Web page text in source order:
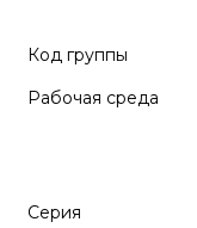
Код группы
Рабочая среда
Серия